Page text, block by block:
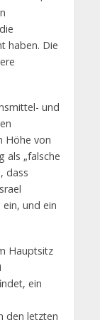
haben. Die
und
Höhe von
als „falsche
dass
und ein
Hauptsitz
ein
den letzten